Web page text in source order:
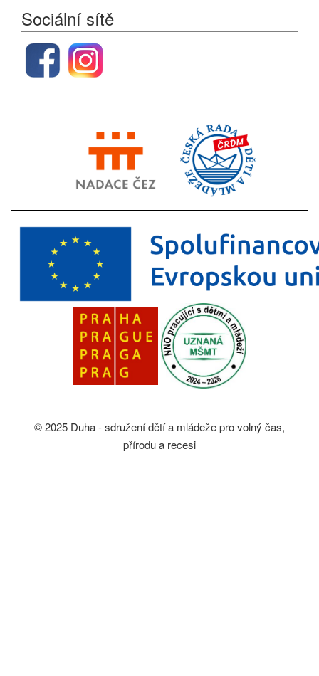
Sociální sítě
© 2025 Duha - sdružení dětí a mládeže pro volný čas,
přírodu a recesi